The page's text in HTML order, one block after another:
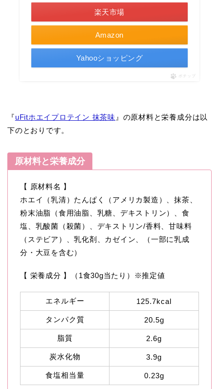
Amazon
楽天市場
Yahooショッピング
ポチップ
『uFitホエイプロテイン 抹茶味 』の原材料と栄養成分は以
下のとおりです。
原材料と栄養成分
【 原材料名 】
ホエイ（乳清）たんぱく（アメリカ製造）、抹茶、
粉末油脂（食用油脂、乳糖、デキストリン）、食
塩、乳酸菌（殺菌）、デキストリン/香料、甘味料
（ステビア）、乳化剤、カゼイン、（一部に乳成
分・大豆を含む）
【 栄養成分 】（1食30g当たり）※推定値
エネルギー 125.7kcal
タンパク質 20.5g
脂質 2.6g
炭水化物 3.9g
食塩相当量 0.23g